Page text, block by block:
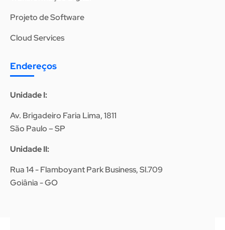
Projeto de Software
Cloud Services
Endereços
Unidade I:
Av. Brigadeiro Faria Lima, 1811
São Paulo – SP
Unidade II:
Rua 14 - Flamboyant Park Business, Sl.709
Goiânia - GO